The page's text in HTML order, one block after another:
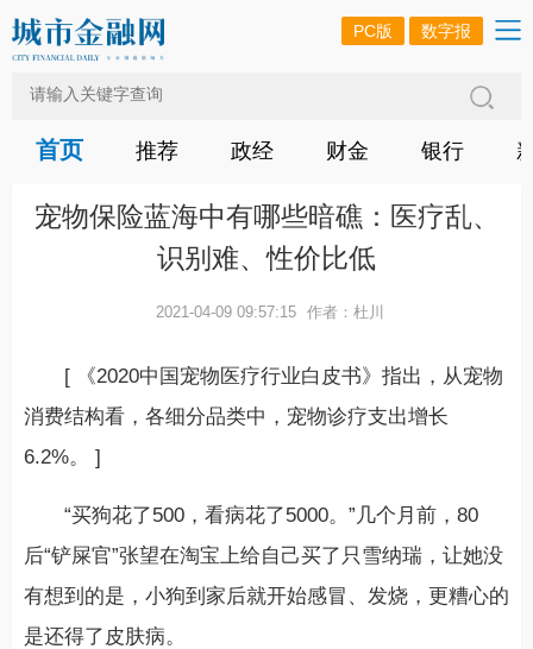
PC版 数字报
首页 推荐 政经 财金 银行
宠物保险蓝海中有哪些暗礁：医疗乱、
识别难、性价比低
2021-04-09 09:57:15 作者：杜川
[ 《2020中国宠物医疗行业白皮书》指出，从宠物
消费结构看，各细分品类中，宠物诊疗支出增长
6.2%。 ]
“买狗花了500，看病花了5000。”几个月前，80
后“铲屎官”张望在淘宝上给自己买了只雪纳瑞，让她没
有想到的是，小狗到家后就开始感冒、发烧，更糟心的
是还得了皮肤病。